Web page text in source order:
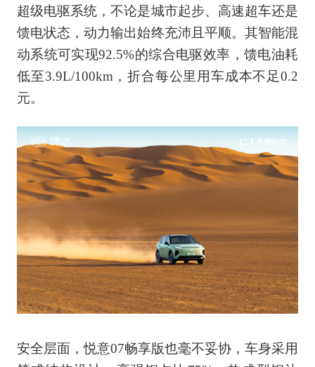
超级电驱系统，不论是城市起步、高速超车还是
馈电状态，动力输出始终充沛且平顺。其智能混
动系统可实现92.5%的综合电驱效率，馈电油耗
低至3.9L/100km，折合每公里用车成本不足0.2
元。
安全层面，悦意07畅享版也毫不妥协，车身采用